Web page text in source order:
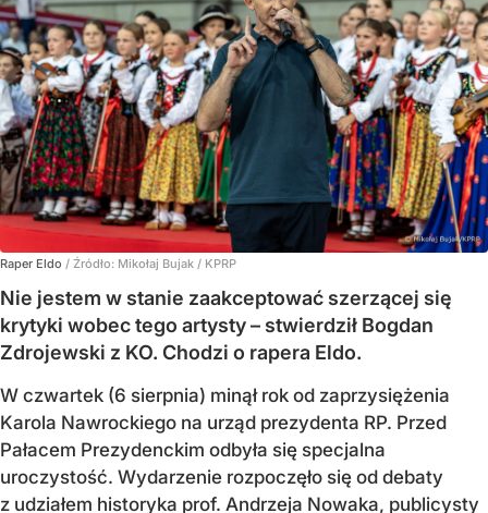
Raper Eldo / Źródło: Mikołaj Bujak / KPRP
Nie jestem w stanie zaakceptować szerzącej się
krytyki wobec tego artysty – stwierdził Bogdan
Zdrojewski z KO. Chodzi o rapera Eldo.
W czwartek (6 sierpnia) minął rok od zaprzysiężenia
Karola Nawrockiego na urząd prezydenta RP. Przed
Pałacem Prezydenckim odbyła się specjalna
uroczystość. Wydarzenie rozpoczęło się od debaty
z udziałem historyka prof. Andrzeja Nowaka, publicysty